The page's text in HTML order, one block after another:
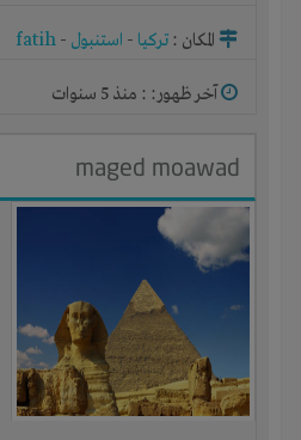
المكان : تركيا - استنبول -
fatih
آخر ظهور: : منذ 5 سنوات
maged moawad